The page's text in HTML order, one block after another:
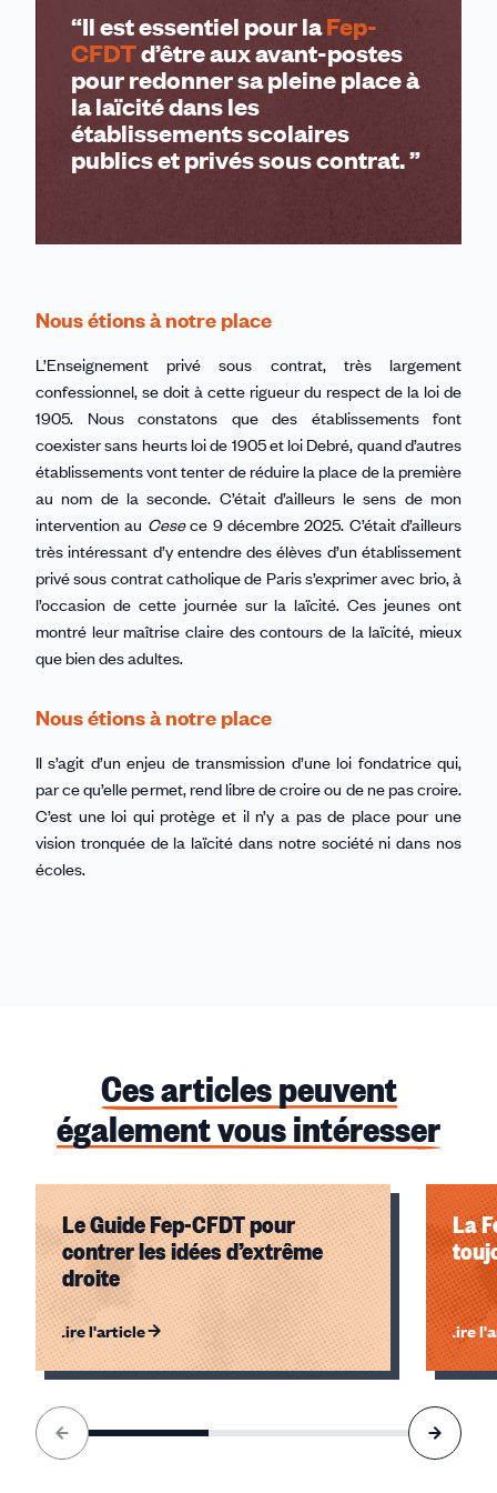
Il est essentiel pour laFep-
CFDTd’être aux avant-postes
pour redonner sa pleine place à
la laïcité dans les
établissements scolaires
publics et privés sous contrat.
Nous étions à notre place
L’Enseignement privé sous contrat, très largement
confessionnel, se doit à cette rigueur du respect de la loi de
1905. Nous constatons que des établissements font
coexister sans heurts loi de 1905 et loi Debré, quand d’autres
établissements vont tenter de réduire la place de la première
au nom de la seconde. C’était d’ailleurs le sens de mon
intervention au Cesece 9 décembre 2025. C’était d’ailleurs
très intéressant d’y entendre des élèves d’un établissement
privé sous contrat catholique de Paris s’exprimer avec brio, à
l’occasion de cette journée sur la laïcité. Ces jeunes ont
montré leur maîtrise claire des contours de la laïcité, mieux
que bien des adultes.
Nous étions à notre place
Il s’agit d’un enjeu de transmission d’une loi fondatrice qui,
par ce qu’elle permet, rend libre de croire ou de ne pas croire.
C’est une loi qui protège et il n’y a pas de place pour une
vision tronquée de la laïcité dans notre société ni dans nos
écoles.
Ces articles peuvent
également vous intéresser
Le Guide Fep-CFDT pour
contrer les idées d’extrême
droite
Lire l'article
La
Lire